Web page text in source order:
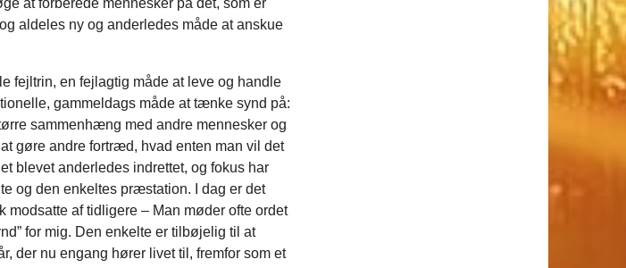
at forberede mennesker på dét, som er
aldeles ny og anderledes måde at anskue
fejltrin, en fejlagtig måde at leve og handle
gammeldags måde at tænke synd på:
sammenhæng med andre mennesker og
gøre andre fortræd, hvad enten man vil det
blevet anderledes indrettet, og fokus har
og den enkeltes præstation. I dag er det
af tidligere – Man møder ofte ordet
for mig. Den enkelte er tilbøjelig til at
der nu engang hører livet til, fremfor som et